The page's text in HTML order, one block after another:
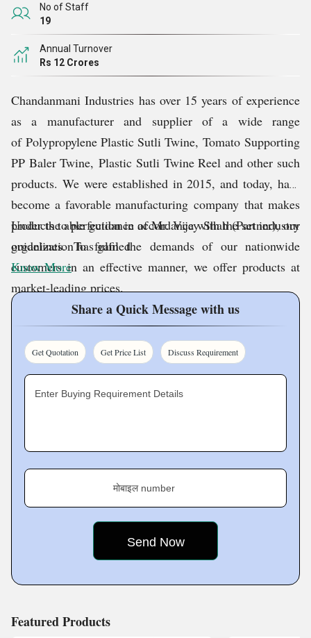
No of Staff
19
Annual Turnover
Rs 12 Crores
Chandanmani Industries has over 15 years of experience
as a manufacturer and supplier of a wide range
of Polypropylene Plastic Sutli Twine, Tomato Supporting
PP Baler Twine, Plastic Sutli Twine Reel and other such
products. We were established in 2015, and today, have
become a favorable manufacturing company that makes
products to perfection in accordance with the set industry
guidelines. To fulfil the demands of our nationwide
customers in an effective manner, we offer products at
market-leading prices.
Under the able guidance of Mr. Vijay Shah (Partner), our
organization has gained
Know More
Share a Quick Message with us
Get Quotation Get Price List Discuss Requirement
Enter Buying Requirement Details
मोबाइल number
Featured Products